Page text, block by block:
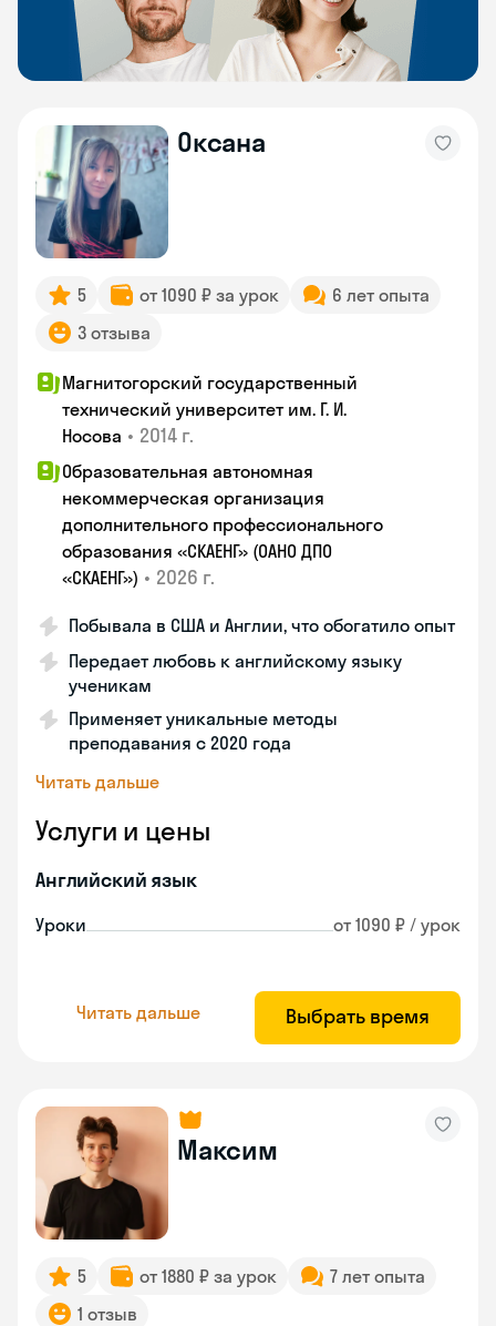
Оксана
5 от 1090 ₽ за урок
6 лет опыта
3 отзыва
Магнитогорский государственный
технический университет им. Г. И.
Носова • 2014 г.
Образовательная автономная
некоммерческая организация
дополнительного профессионального
образования «СКАЕНГ» (ОАНО ДПО
«СКАЕНГ») • 2026 г.
Побывала в США и Англии, что обогатило опыт
Передает любовь к английскому языку
ученикам
Применяет уникальные методы
преподавания с 2020 года
Читать дальше
Услуги и цены
Английский язык
Уроки от 1090 ₽ / урок
Читать дальше Выбрать время
Максим
5 от 1880 ₽ за урок
7 лет опыта
1 отзыв